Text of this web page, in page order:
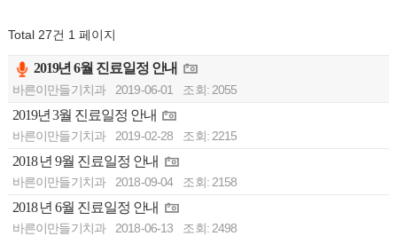
Total 27건 1 페이지
2019년 6월 진료일정 안내
바른이만들기치과 2019-06-01 조회: 2055
2019년 3월 진료일정 안내
바른이만들기치과 2019-02-28 조회: 2215
2018 년 9월 진료일정 안내
바른이만들기치과 2018-09-04 조회: 2158
2018 년 6월 진료일정 안내
바른이만들기치과 2018-06-13 조회: 2498